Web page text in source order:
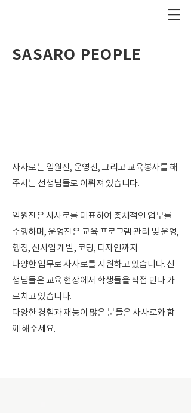
SASARO PEOPLE
사사로는 임원진, 운영진, 그리고 교육봉사를 해
주시는 선생님들로 이뤄져 있습니다.
임원진은 사사로를 대표하여 총체적인 업무를
수행하며, 운영진은 교육 프로그램 관리 및 운영,
행정, 신사업 개발, 코딩, 디자인까지
다양한 업무로 사사로를 지원하고 있습니다. 선
생님들은 교육 현장에서 학생들을 직접 만나 가
르치고 있습니다.
다양한 경험과 재능이 많은 분들은 사사로와 함
께 해주세요.